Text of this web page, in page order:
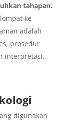
tahapan.
ke
adalah
prosedur
interpretasi,
digunakan